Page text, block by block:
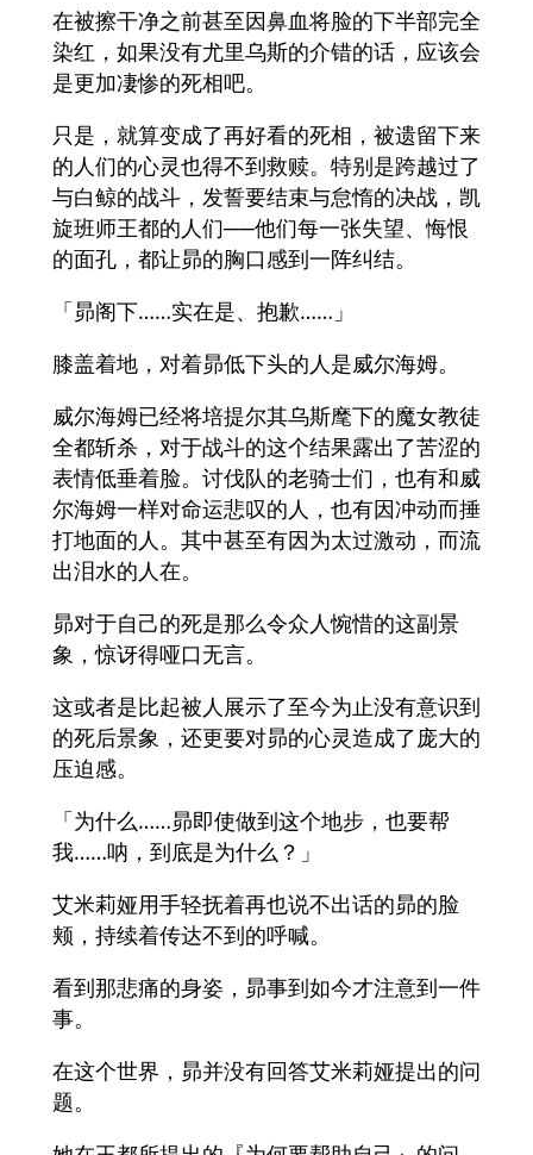
在被擦干净之前甚至因鼻血将脸的下半部完全
染红，如果没有尤里乌斯的介错的话，应该会
是更加凄惨的死相吧。
只是，就算变成了再好看的死相，被遗留下来
的人们的心灵也得不到救赎。特别是跨越过了
与白鲸的战斗，发誓要结束与怠惰的决战，凯
旋班师王都的人们──他们每一张失望、悔恨
的面孔，都让昴的胸口感到一阵纠结。
「昴阁下……实在是、抱歉……」
膝盖着地，对着昴低下头的人是威尔海姆。
威尔海姆已经将培提尔其乌斯麾下的魔女教徒
全都斩杀，对于战斗的这个结果露出了苦涩的
表情低垂着脸。讨伐队的老骑士们，也有和威
尔海姆一样对命运悲叹的人，也有因冲动而捶
打地面的人。其中甚至有因为太过激动，而流
出泪水的人在。
昴对于自己的死是那么令众人惋惜的这副景
象，惊讶得哑口无言。
这或者是比起被人展示了至今为止没有意识到
的死后景象，还更要对昴的心灵造成了庞大的
压迫感。
「为什么……昴即使做到这个地步，也要帮
我……呐，到底是为什么？」
艾米莉娅用手轻抚着再也说不出话的昴的脸
颊，持续着传达不到的呼喊。
看到那悲痛的身姿，昴事到如今才注意到一件
事。
在这个世界，昴并没有回答艾米莉娅提出的问
题。